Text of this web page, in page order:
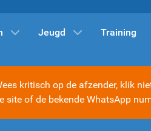
Jeugd Training
kritisch op de afzender, klik
site of de bekende WhatsApp